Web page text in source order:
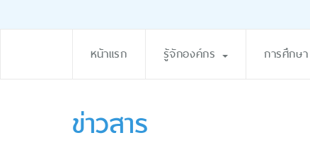
หน้าแรก รู้จักองค์กร การศึกษา
ข่าวสาร